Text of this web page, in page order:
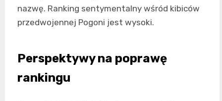
nazwę. Ranking sentymentalny wśród kibiców
przedwojennej Pogoni jest wysoki.
Perspektywy na poprawę
rankingu